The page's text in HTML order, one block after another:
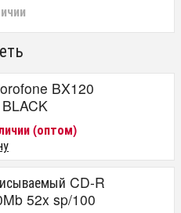
BX120
(оптом)
CD-R
52x sp/100